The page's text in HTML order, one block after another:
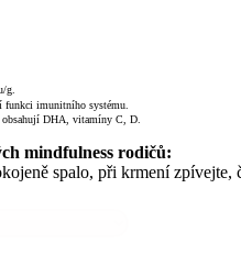
g.
imunitního systému.
obsahují DHA, vitamíny C, D.
mindfulness rodičů:
spalo, při krmení